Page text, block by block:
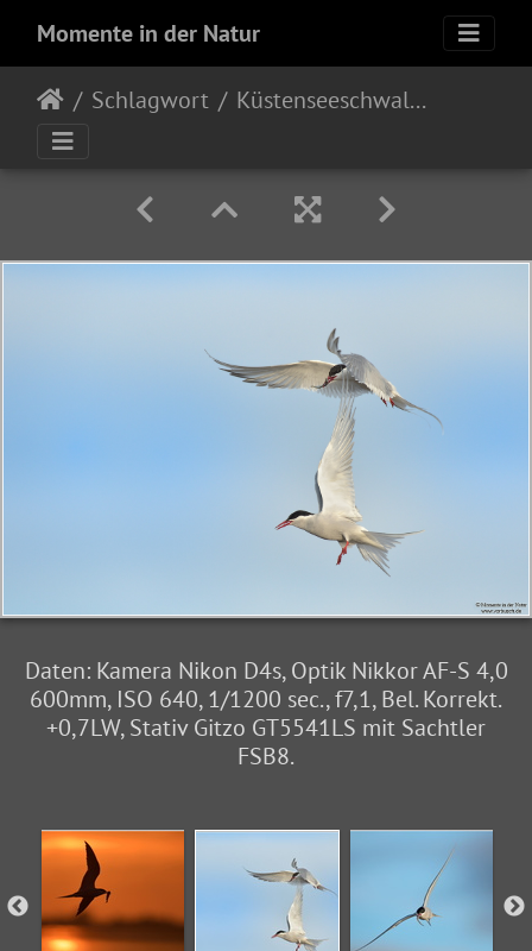
Momente in der Natur
Schlagwort Küstenseeschwalbe (Sterna paradisaea)
Daten: Kamera Nikon D4s, Optik Nikkor AF-S 4,0
600mm, ISO 640, 1/1200 sec., f7,1, Bel. Korrekt.
+0,7LW, Stativ Gitzo GT5541LS mit Sachtler
FSB8.